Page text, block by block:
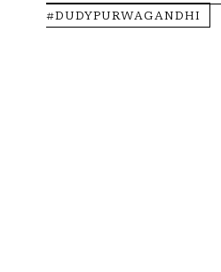
#DUDYPURWAGANDHI